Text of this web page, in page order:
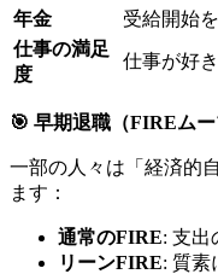
年金
受給開始
仕事の満足
度
仕事が好
🎯 早期退職（FIREムー
一部の人々は「経済的
ます：
通常のFIRE: 支出
リーンFIRE: 質素